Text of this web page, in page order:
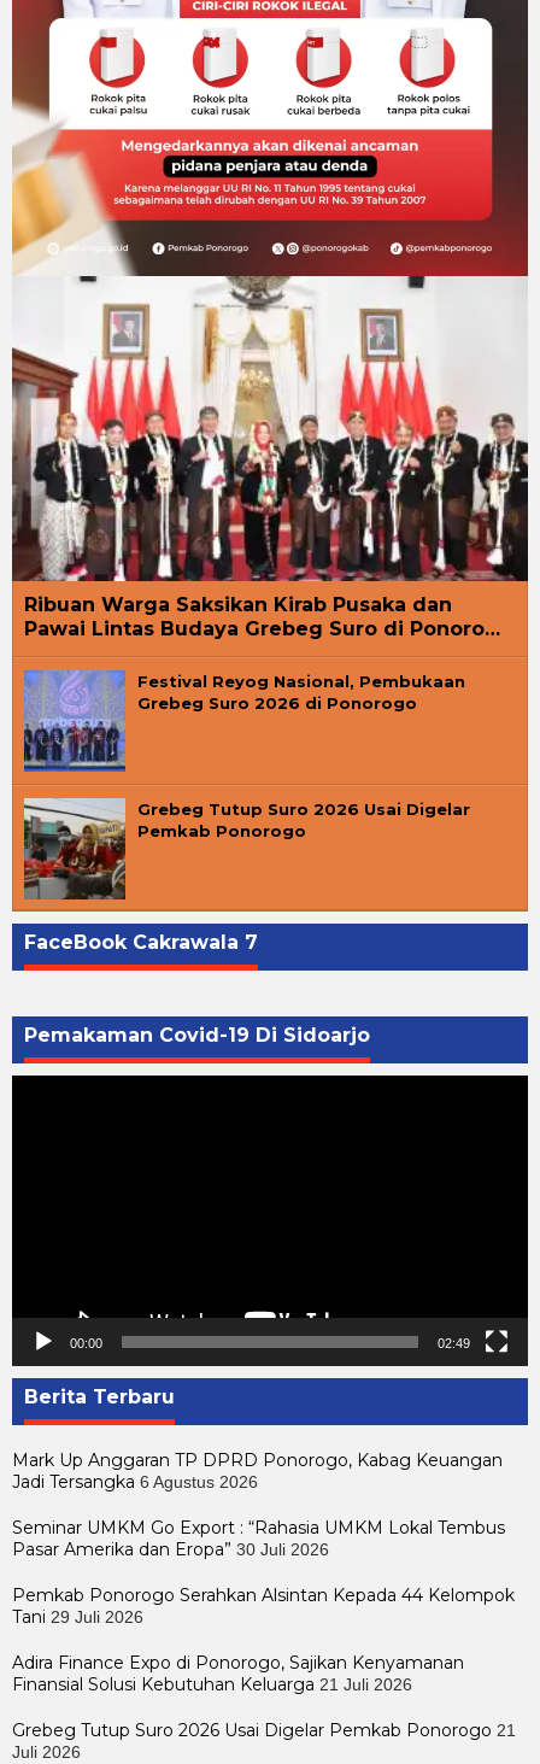
Ribuan Warga Saksikan Kirab Pusaka dan
Pawai Lintas Budaya Grebeg Suro di Ponoro…
Festival Reyog Nasional, Pembukaan
Grebeg Suro 2026 di Ponorogo
Grebeg Tutup Suro 2026 Usai Digelar
Pemkab Ponorogo
FaceBook Cakrawala 7
Pemakaman Covid-19 Di Sidoarjo
00:00 02:49
Berita Terbaru
Mark Up Anggaran TP DPRD Ponorogo, Kabag Keuangan
Jadi Tersangka 6 Agustus 2026
Seminar UMKM Go Export : “Rahasia UMKM Lokal Tembus
Pasar Amerika dan Eropa” 30 Juli 2026
Pemkab Ponorogo Serahkan Alsintan Kepada 44 Kelompok
Tani 29 Juli 2026
Adira Finance Expo di Ponorogo, Sajikan Kenyamanan
Finansial Solusi Kebutuhan Keluarga 21 Juli 2026
Grebeg Tutup Suro 2026 Usai Digelar Pemkab Ponorogo 21
Juli 2026